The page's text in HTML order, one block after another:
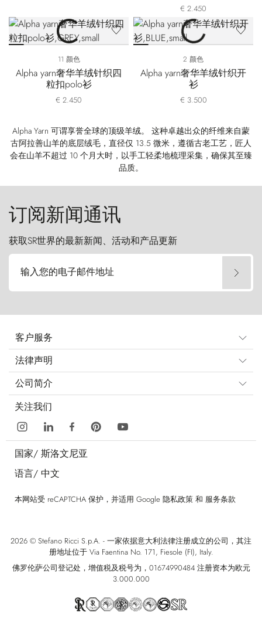
€ 2.450
11 颜色
Alpha yarn奢华羊绒针织四
粒扣polo衫
€ 2.450
2 颜色
Alpha yarn奢华羊绒针织开
衫
€ 3.500
Alpha Yarn 可谓享誉全球的顶级羊绒。 这种卓越出众的纤维来自蒙
古阿拉善山羊的底层绒毛，直径仅 13.5 微米，遵循古老工艺，匠人
会在山羊不超过 10 个月大时，以手工轻柔地梳理采集，确保其至臻
品质。
订阅新闻通讯
获取SR世界的最新新闻、活动和产品更新
输入您的电子邮件地址
客户服务
法律声明
公司简介
关注我们
国家/ 斯洛文尼亚
语言/ 中文
本网站受 reCAPTCHA 保护，并适用 Google 隐私政策 和 服务条款
2026 © Stefano Ricci S.p.A. - 一家依据意大利法律注册成立的公司，其注
册地址位于 Via Faentina No. 171, Fiesole (FI), Italy.
佛罗伦萨公司登记处，增值税及税号为，01674990484 注册资本为欧元
3.000.000